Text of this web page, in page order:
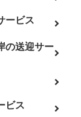
ービス
の送迎サー
ビス